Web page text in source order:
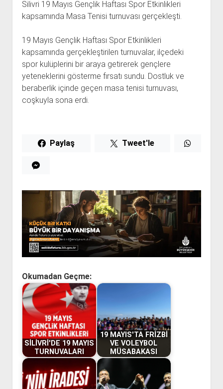
Silivri 19 Mayıs Gençlik Haftası Spor Etkinlikleri
kapsamında Masa Tenisi turnuvası gerçekleşti.
19 Mayıs Gençlik Haftası Spor Etkinlikleri
kapsamında gerçekleştirilen turnuvalar, ilçedeki
spor kulüplerini bir araya getirerek gençlere
yeteneklerini gösterme fırsatı sundu. Dostluk ve
beraberlik içinde geçen masa tenisi turnuvası,
coşkuyla sona erdi.
Paylaş Tweet'le
Okumadan Geçme:
SİLİVRİ'DE 19 MAYIS
TURNUVALARI
19 MAYIS'TA FRİZBİ
VE VOLEYBOL
MÜSABAKASI